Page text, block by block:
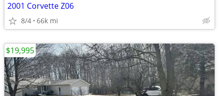
2001 Corvette Z06
8/4 66k mi
$19,995